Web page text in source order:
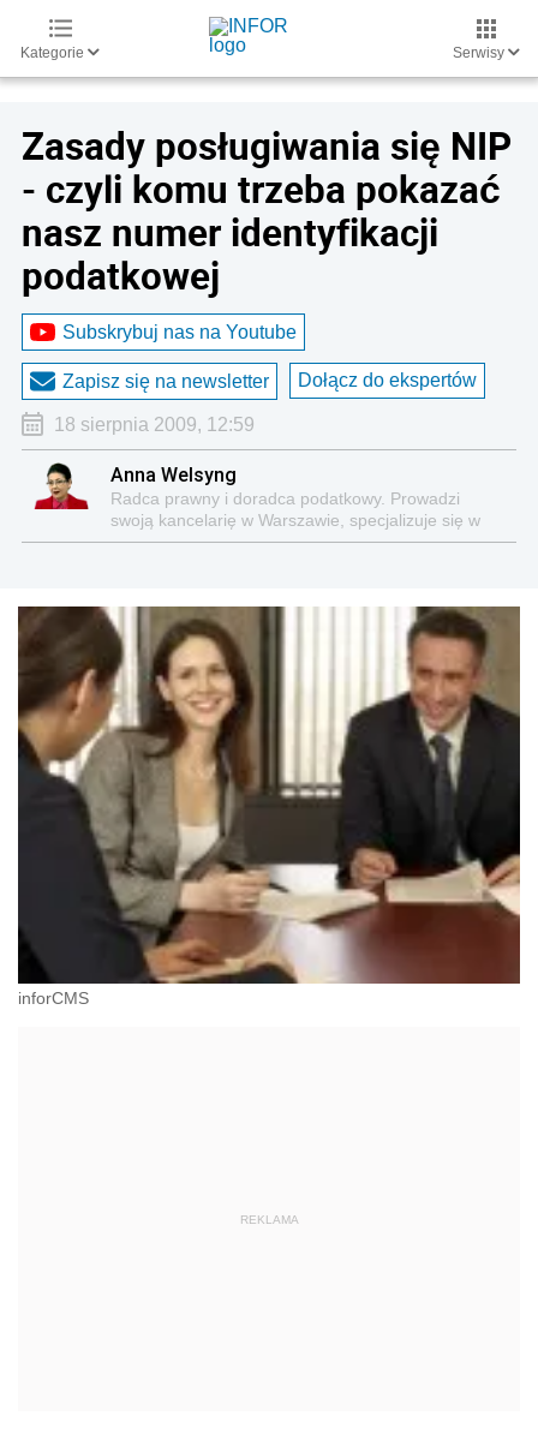
Kategorie Serwisy
Zasady posługiwania się NIP
- czyli komu trzeba pokazać
nasz numer identyfikacji
podatkowej
Subskrybuj nas na Youtube
Zapisz się na newsletter Dołącz do ekspertów
18 sierpnia 2009, 12:59
Anna Welsyng
Radca prawny i doradca podatkowy. Prowadzi
swoją kancelarię w Warszawie, specjalizuje się w
kompleksowej obsłudze podatkowo-księgowej firm i
inforCMS